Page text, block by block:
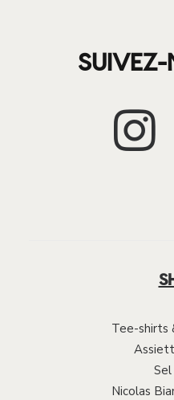
SUIVEZ-
Tee-shirts
Nicolas